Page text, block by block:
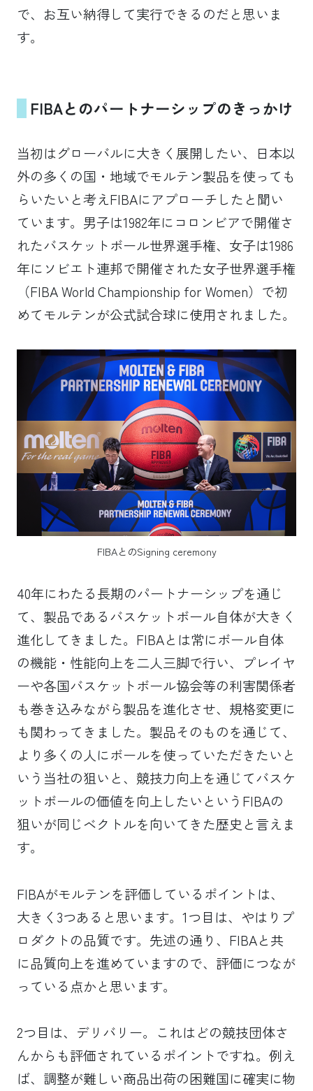
で、お互い納得して実行できるのだと思いま
す。
FIBAとのパートナーシップのきっかけ
当初はグローバルに大きく展開したい、日本以
外の多くの国・地域でモルテン製品を使っても
らいたいと考えFIBAにアプローチしたと聞い
ています。男子は1982年にコロンビアで開催さ
れたバスケットボール世界選手権、女子は1986
年にソビエト連邦で開催された女子世界選手権
（FIBA World Championship for Women）で初
めてモルテンが公式試合球に使用されました。
FIBAとのSigning ceremony
40年にわたる長期のパートナーシップを通じ
て、製品であるバスケットボール自体が大きく
進化してきました。FIBAとは常にボール自体
の機能・性能向上を二人三脚で行い、プレイヤ
ーや各国バスケットボール協会等の利害関係者
も巻き込みながら製品を進化させ、規格変更に
も関わってきました。製品そのものを通じて、
より多くの人にボールを使っていただきたいと
いう当社の狙いと、競技力向上を通じてバスケ
ットボールの価値を向上したいというFIBAの
狙いが同じベクトルを向いてきた歴史と言えま
す。
FIBAがモルテンを評価しているポイントは、
大きく3つあると思います。1つ目は、やはりプ
ロダクトの品質です。先述の通り、FIBAと共
に品質向上を進めていますので、評価につなが
っている点かと思います。
2つ目は、デリバリー。これはどの競技団体さ
んからも評価されているポイントですね。例え
ば、調整が難しい商品出荷の困難国に確実に物